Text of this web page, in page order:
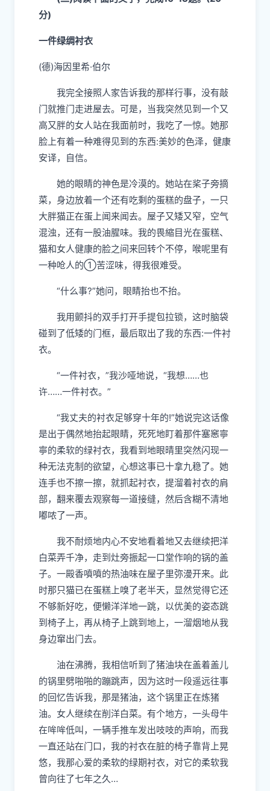
分)
一件绿绸衬衣
(德)海因里希·伯尔
我完全接照人家告诉我的那样行事，没有敲
门就推门走进屋去。可是，当我突然见到一个又
高又胖的女人站在我面前时，我吃了一惊。 她那
脸上有着一种难得见到的东西:美妙的色泽，健康
安译，自信。
她的眼睛的神色是冷漠的。她站在桨子旁摘
菜，身边放着一个还有吃剩的蛋糕的盘子，一只
大胖猫正在蛋上闻来闻去。屋子又矮又窄，空气
混浊，还有一股油腥味。我的畏縮目光在蛋糕、
猫和女人健康的脸之间来回转个不停，喉呢里有
一种呛人的①苦涩味，得我很难受。
“什么事?”她问，眼睛抬也不抬。
我用颤抖的双手打开手提包拉锁，这时脑袋
碰到了低矮的门框，最后取出了我的东西:一件衬
衣。
“一件衬衣，”我沙哑地说，“我想……也
许……一件衬衣。”
“我丈夫的衬衣足够穿十年的!”她说完这话像
是出于偶然地抬起眼睛，死死地盯着那件塞窸寧
寧的柔软的绿衬衣，我看到地眼晴里突然闪现一
种无法克制的欲望，心想这事已十拿九稳了。 她
连手也不擦一擦，就抓起衬衣，提溜着衬衣的肩
部，翻来覆去观察每一道接缝，然后含糊不清地
嘟哝了一声。
我不耐烦地内心不安地看着地又去继续把洋
白菜弄千净，走到灶旁振起一口堂作响的锅的盖
子。一殿香噴噴的热油味在屋子里弥漫开来。此
时那只猫已在蛋糕上嗅了老半天，显然觉得它还
不够新好吃，便懒洋洋地一跳，以优美的姿态跳
到椅子上，再从椅子上跳到地上，一溜烟地从我
身边窜出门去。
油在沸腾，我相信听到了猪油块在盖着盖儿
的锅里劈啪啪的蹦跳声，因为这时一段遥远往事
的回忆告诉我，那是猪油，这个锅里正在炼猪
油。女人继续在削洋白菜。有个地方，一头母牛
在哞哞低叫，一辆手推车发出吱吱的声响，而我
一直还站在门口，我的衬衣在脏的椅子靠背上晃
悠，我那心爱的柔软的绿期衬衣，对它的柔软我
曾向往了七年之久…